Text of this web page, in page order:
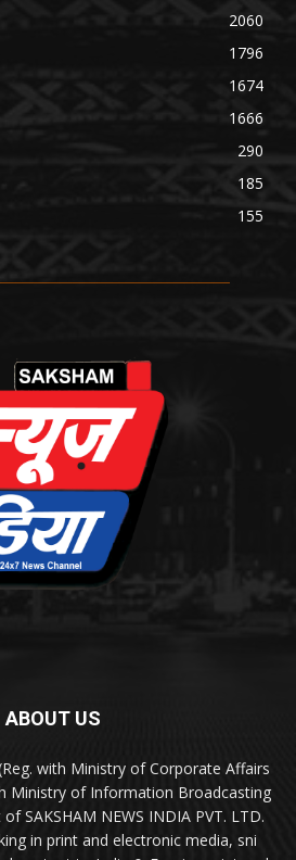
2060
1796
1674
1666
290
185
155
ABOUT US
with Ministry of Corporate Affairs
Ministry of Information Broadcasting
SAKSHAM NEWS INDIA PVT. LTD.
in print and electronic media, sni